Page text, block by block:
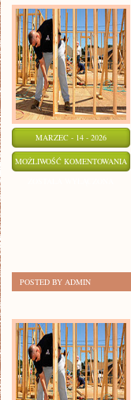
MARZEC - 14 - 2026
MOŻLIWOŚĆ KOMENTOWANIA
POSTED BY ADMIN